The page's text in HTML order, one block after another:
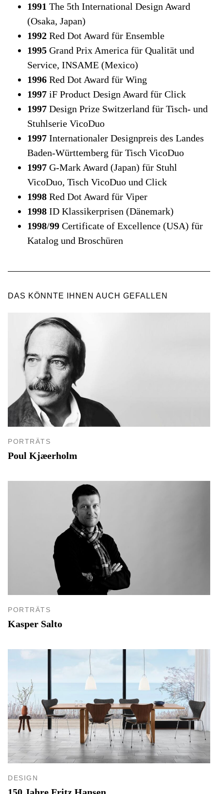
1991 The 5th International Design Award
(Osaka, Japan)
1992 Red Dot Award für Ensemble
1995 Grand Prix America für Qualität und
Service, INSAME (Mexico)
1996 Red Dot Award für Wing
1997 iF Product Design Award für Click
1997 Design Prize Switzerland für Tisch- und
Stuhlserie VicoDuo
1997 Internationaler Designpreis des Landes
Baden-Württemberg für Tisch VicoDuo
1997 G-Mark Award (Japan) für Stuhl
VicoDuo, Tisch VicoDuo und Click
1998 Red Dot Award für Viper
1998 ID Klassikerprisen (Dänemark)
1998/99 Certificate of Excellence (USA) für
Katalog und Broschüren
DAS KÖNNTE IHNEN AUCH GEFALLEN
PORTRÄTS
Poul Kjæerholm
PORTRÄTS
Kasper Salto
DESIGN
150 Jahre Fritz Hansen